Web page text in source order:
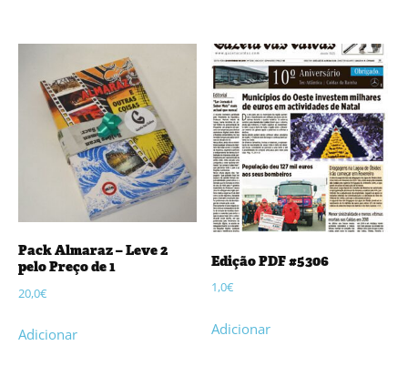
Pack Almaraz – Leve 2
pelo Preço de 1
20,0€
Adicionar
Edição PDF #5306
1,0€
Adicionar